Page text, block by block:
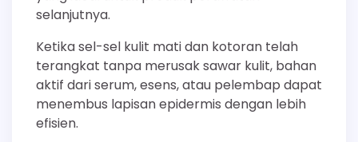
selanjutnya.
Ketika sel-sel kulit mati dan kotoran telah
terangkat tanpa merusak sawar kulit, bahan
aktif dari serum, esens, atau pelembap dapat
menembus lapisan epidermis dengan lebih
efisien.